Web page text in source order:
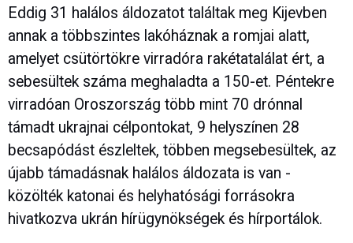
Eddig 31 halálos áldozatot találtak meg Kijevben
annak a többszintes lakóháznak a romjai alatt,
amelyet csütörtökre virradóra rakétatalálat ért, a
sebesültek száma meghaladta a 150-et. Péntekre
virradóan Oroszország több mint 70 drónnal
támadt ukrajnai célpontokat, 9 helyszínen 28
becsapódást észleltek, többen megsebesültek, az
újabb támadásnak halálos áldozata is van -
közölték katonai és helyhatósági forrásokra
hivatkozva ukrán hírügynökségek és hírportálok.